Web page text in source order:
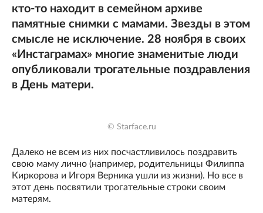
кто-то находит в семейном архиве
памятные снимки с мамами. Звезды в этом
смысле не исключение. 28 ноября в своих
«Инстаграмах» многие знаменитые люди
опубликовали трогательные поздравления
в День матери.
© Starface.ru
Далеко не всем из них посчастливилось поздравить
свою маму лично (например, родительницы Филиппа
Киркорова и Игоря Верника ушли из жизни). Но все в
этот день посвятили трогательные строки своим
матерям.